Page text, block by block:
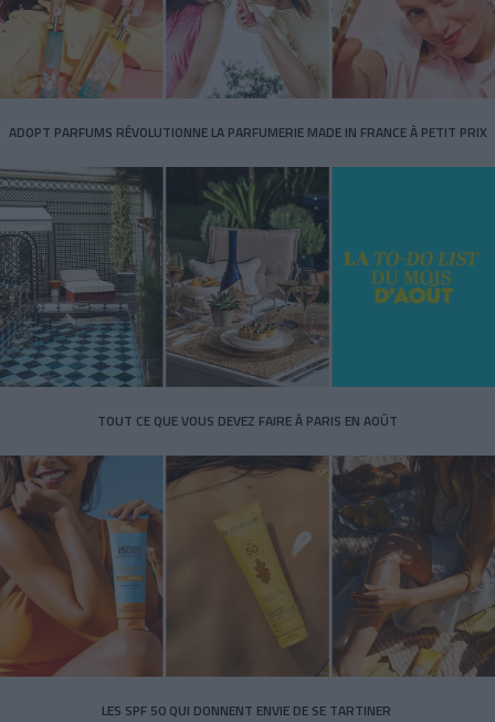
ADOPT PARFUMS RÉVOLUTIONNE LA PARFUMERIE MADE IN FRANCE À PETIT PRIX
TOUT CE QUE VOUS DEVEZ FAIRE À PARIS EN AOÛT
LES SPF 50 QUI DONNENT ENVIE DE SE TARTINER